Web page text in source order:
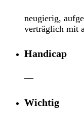
neugierig,
verträglich mit
Handicap
—
Wichtig